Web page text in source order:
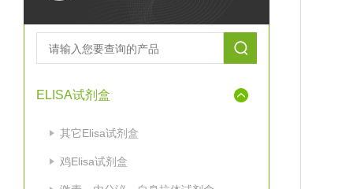
ELISA试剂盒
其它Elisa试剂盒
鸡Elisa试剂盒